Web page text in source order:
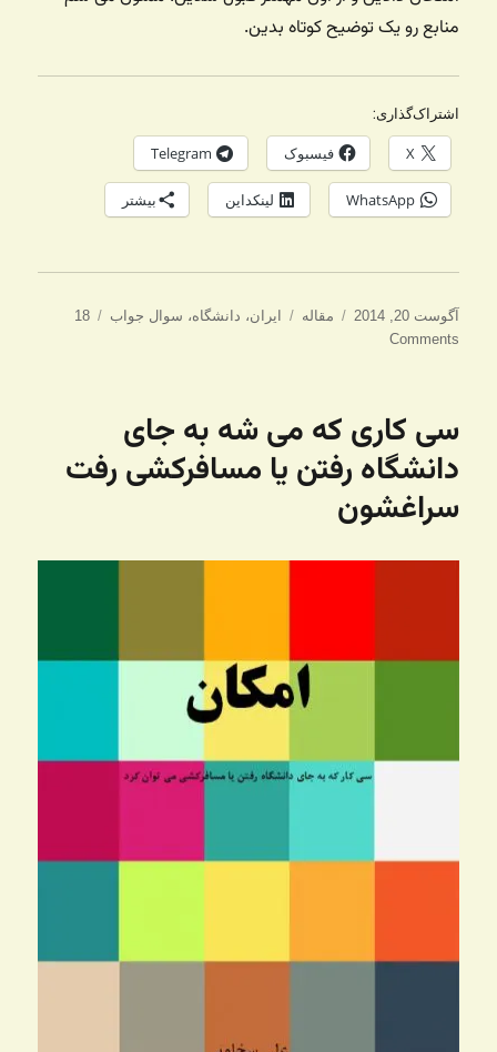
منابع رو یک توضیح کوتاه بدین.
اشتراک‌گذاری:
X فیسبوک Telegram
WhatsApp لینکداین بیشتر
ارسال
شده
آگوست 20, 2014 دسته‌ها
مقاله برچسب‌ها
ایران، دانشگاه، سوال جواب
18
Comments
سی کاری که می شه به جای
دانشگاه رفتن یا مسافرکشی رفت
سراغشون